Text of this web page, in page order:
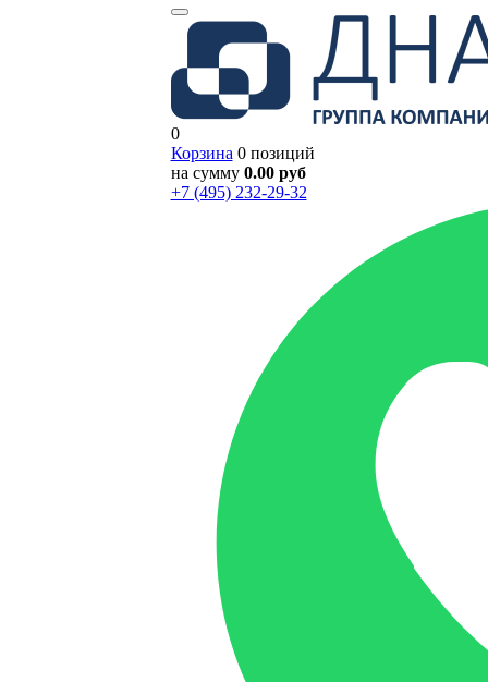
0
Корзина 0 позиций
на сумму 0.00 руб
+7 (495) 232-29-32